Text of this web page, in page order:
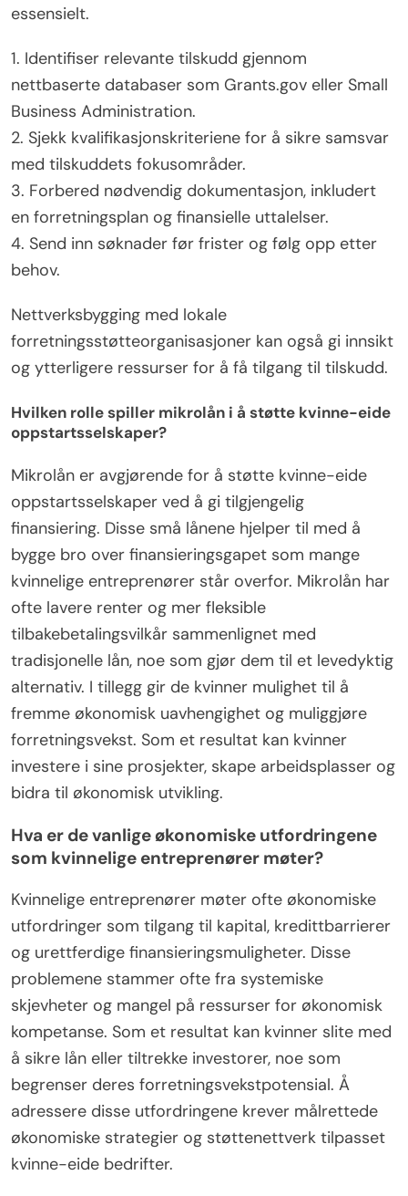
essensielt.
1. Identifiser relevante tilskudd gjennom
nettbaserte databaser som Grants.gov eller Small
Business Administration.
2. Sjekk kvalifikasjonskriteriene for å sikre samsvar
med tilskuddets fokusområder.
3. Forbered nødvendig dokumentasjon, inkludert
en forretningsplan og finansielle uttalelser.
4. Send inn søknader før frister og følg opp etter
behov.
Nettverksbygging med lokale
forretningsstøtteorganisasjoner kan også gi innsikt
og ytterligere ressurser for å få tilgang til tilskudd.
Hvilken rolle spiller mikrolån i å støtte kvinne-eide
oppstartsselskaper?
Mikrolån er avgjørende for å støtte kvinne-eide
oppstartsselskaper ved å gi tilgjengelig
finansiering. Disse små lånene hjelper til med å
bygge bro over finansieringsgapet som mange
kvinnelige entreprenører står overfor. Mikrolån har
ofte lavere renter og mer fleksible
tilbakebetalingsvilkår sammenlignet med
tradisjonelle lån, noe som gjør dem til et levedyktig
alternativ. I tillegg gir de kvinner mulighet til å
fremme økonomisk uavhengighet og muliggjøre
forretningsvekst. Som et resultat kan kvinner
investere i sine prosjekter, skape arbeidsplasser og
bidra til økonomisk utvikling.
Hva er de vanlige økonomiske utfordringene
som kvinnelige entreprenører møter?
Kvinnelige entreprenører møter ofte økonomiske
utfordringer som tilgang til kapital, kredittbarrierer
og urettferdige finansieringsmuligheter. Disse
problemene stammer ofte fra systemiske
skjevheter og mangel på ressurser for økonomisk
kompetanse. Som et resultat kan kvinner slite med
å sikre lån eller tiltrekke investorer, noe som
begrenser deres forretningsvekstpotensial. Å
adressere disse utfordringene krever målrettede
økonomiske strategier og støttenettverk tilpasset
kvinne-eide bedrifter.